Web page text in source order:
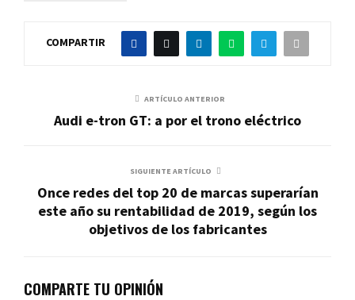
COMPARTIR
ARTÍCULO ANTERIOR
Audi e-tron GT: a por el trono eléctrico
SIGUIENTE ARTÍCULO
Once redes del top 20 de marcas superarían
este año su rentabilidad de 2019, según los
objetivos de los fabricantes
COMPARTE TU OPINIÓN